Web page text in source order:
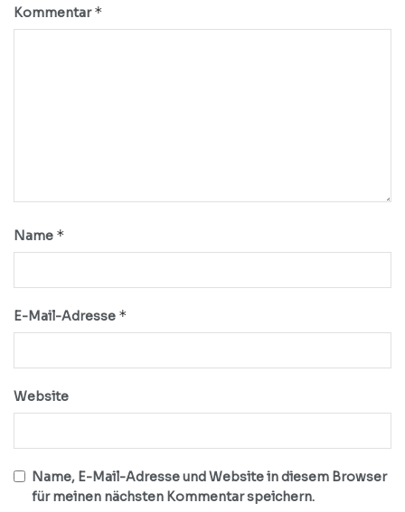
Kommentar*
Name *
E-Mail-Adresse *
Website
Name, E-Mail-Adresse und Website in diesem Browser
für meinen nächsten Kommentar speichern.